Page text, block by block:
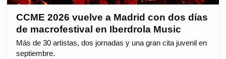
CCME 2026 vuelve a Madrid con dos días
de macrofestival en Iberdrola Music
Más de 30 artistas, dos jornadas y una gran cita juvenil en
septiembre.